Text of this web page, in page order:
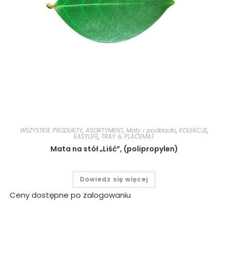
WSZYSTKIE PRODUKTY, ASORTYMENT, Maty i podkładki, KOLEKCJE,
EASYLIFE, TRAY & PLACEMAT
Mata na stół „Liść”, (polipropylen)
Dowiedz się więcej
Ceny dostępne po zalogowaniu